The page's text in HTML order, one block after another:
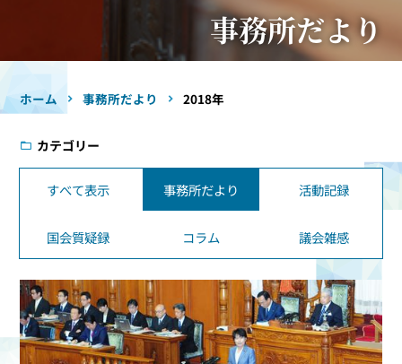
事務所だより
ホーム 事務所だより 2018年
カテゴリー
すべて表示 事務所だより 活動記録
国会質疑録 コラム 議会雑感